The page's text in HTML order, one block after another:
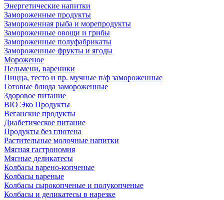
Энергетические напитки
Замороженные продукты
Замороженная рыба и морепродукты
Замороженные овощи и грибы
Замороженные полуфабрикаты
Замороженные фрукты и ягоды
Мороженое
Пельмени, вареники
Пицца, тесто и пр. мучные п/ф замороженные
Готовые блюда замороженные
Здоровое питание
BIO Эко Продукты
Веганские продукты
Диабетическое питание
Продукты без глютена
Растительные молочные напитки
Мясная гастрономия
Мясные деликатесы
Колбасы варено-копченые
Колбасы вареные
Колбасы сырокопченые и полукопченые
Колбасы и деликатесы в нарезке